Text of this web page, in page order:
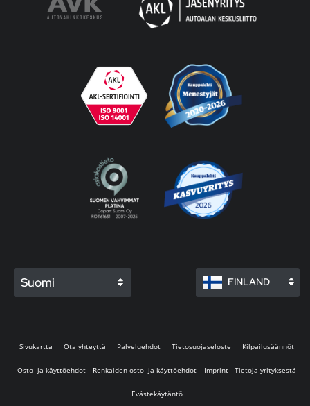
Suomi FINLAND
Sivukartta Ota yhteyttä Palveluehdot Tietosuojaseloste Kilpailusäännöt
Osto- ja käyttöehdot Renkaiden osto- ja käyttöehdot Imprint - Tietoja yrityksestä
Evästekäytäntö